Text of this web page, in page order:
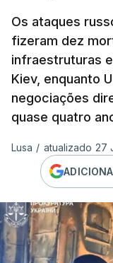
Os ataques
fizeram dez
infraestruturas
Kiev, enquanto
negociações
quase quatro
Lusa / atualizado 27